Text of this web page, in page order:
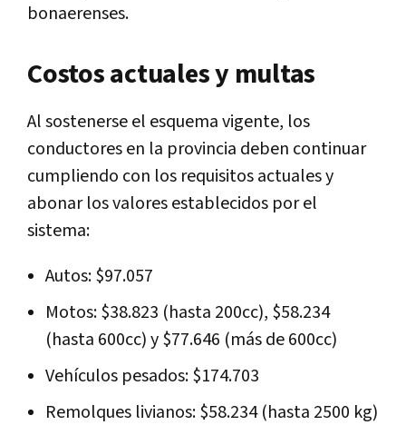
bonaerenses.
Costos actuales y multas
Al sostenerse el esquema vigente, los
conductores en la provincia deben continuar
cumpliendo con los requisitos actuales y
abonar los valores establecidos por el
sistema:
Autos: $97.057
Motos: $38.823 (hasta 200cc), $58.234
(hasta 600cc) y $77.646 (más de 600cc)
Vehículos pesados: $174.703
Remolques livianos: $58.234 (hasta 2500 kg)